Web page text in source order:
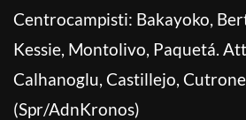
Centrocampisti: Bakayoko,
Kessie, Montolivo, Paquetá.
Calhanoglu, Castillejo,
(Spr/AdnKronos)